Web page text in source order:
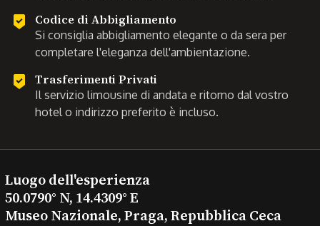
Codice di Abbigliamento
Si consiglia abbigliamento elegante o da sera per
completare l'eleganza dell'ambientazione.
Trasferimenti Privati
Il servizio limousine di andata e ritorno dal vostro
hotel o indirizzo preferito è incluso.
Luogo dell'esperienza
50.0790° N, 14.4309° E
Museo Nazionale, Praga, Repubblica Ceca